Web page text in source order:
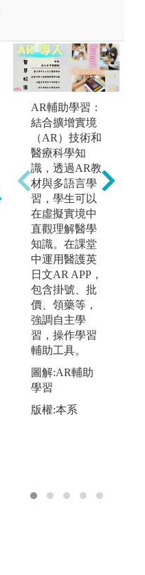
專案導向學習
（Project-Based
Learning, PB
L）是任務導
向學習（TB
L）的進階形
式。在PBL
中，學生需要
完成的任務通
常更加複雜，
且作業時間可
以延續整個學
期。此過程以
團隊合作的方
式進行，強調
學生在解決實
際問題的過程
中，進行深入
的探索與學
版權:Image gen
AR輔助學習：
結合擴增實境
（AR）技術和
醫療科學知
識，透過AR教
材與多語言學
習，學生可以
在虛擬實境中
直觀理解醫學
知識。在課堂
中運用醫護英
日文AR APP，
包含掛號、批
價、領藥等，
強調自主學
習，操作學習
輔助工具。
圖解:AR輔助
學習
版權:本系